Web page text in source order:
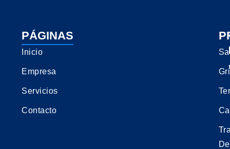
PÁGINAS
Inicio
Empresa
Servicios
Contacto